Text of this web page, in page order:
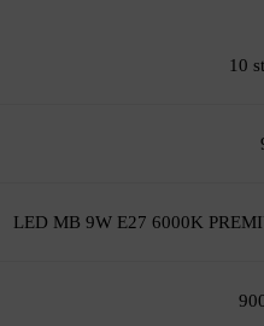
10
LED MB 9W E27 6000K